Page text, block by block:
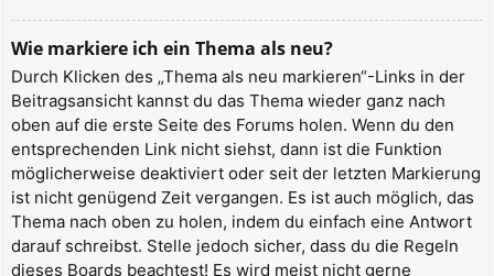
Wie markiere ich ein Thema als neu?
Durch Klicken des „Thema als neu markieren“-Links in der
Beitragsansicht kannst du das Thema wieder ganz nach
oben auf die erste Seite des Forums holen. Wenn du den
entsprechenden Link nicht siehst, dann ist die Funktion
möglicherweise deaktiviert oder seit der letzten Markierung
ist nicht genügend Zeit vergangen. Es ist auch möglich, das
Thema nach oben zu holen, indem du einfach eine Antwort
darauf schreibst. Stelle jedoch sicher, dass du die Regeln
dieses Boards beachtest! Es wird meist nicht gerne